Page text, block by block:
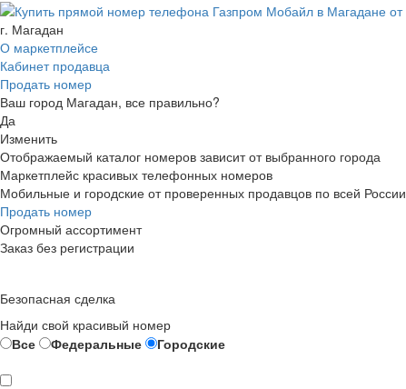
г. Магадан
О маркетплейсе
Кабинет продавца
Продать номер
Ваш город Магадан, все правильно?
Да
Изменить
Отображаемый каталог номеров зависит от выбранного города
Маркетплейс красивых телефонных номеров
Мобильные и городские от проверенных продавцов по всей России
Продать номер
Огромный ассортимент
Заказ без регистрации
Безопасная сделка
Найди свой красивый номер
Все
Федеральные Городские